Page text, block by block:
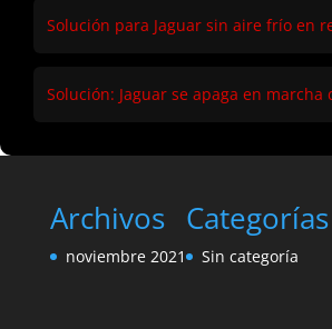
Solución para Jaguar sin aire frío en
Solución: Jaguar se apaga en marcha
Archivos
noviembre 2021
Categorías
Sin categoría